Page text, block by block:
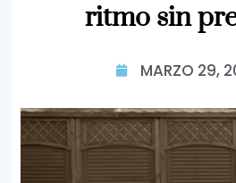
ritmo sin
MARZO 29,